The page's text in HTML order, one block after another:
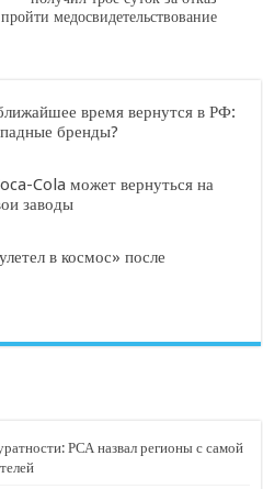
пройти медосвидетельствование
время вернутся в РФ:
бренды?
Cola может вернуться на
заводы
в космос» после
РСА назвал регионы с самой